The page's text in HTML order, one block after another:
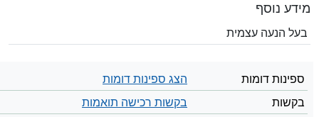
מידע נוסף
בעל הנעה עצמית
ספינות דומות
הצג ספינות דומות
בקשות
בקשות רכישה תואמות